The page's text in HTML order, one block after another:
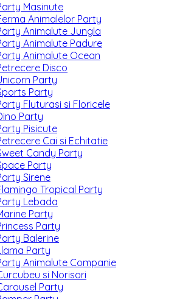
Masinute
Animalelor Party
Animalute Jungla
Animalute Padure
Animalute Ocean
Disco
Party
Party
Fluturasi si Floricele
Party
Pisicute
Cai si Echitatie
Candy Party
Party
Sirene
Tropical Party
Lebada
Party
Party
Balerine
Party
Animalute Companie
si Norisori
Party